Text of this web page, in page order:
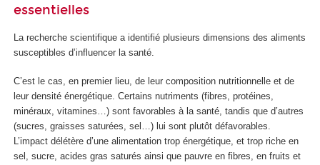
essentielles
La recherche scientifique a identifié plusieurs dimensions des aliments
susceptibles d’influencer la santé.
C’est le cas, en premier lieu, de leur composition nutritionnelle et de
leur densité énergétique. Certains nutriments (fibres, protéines,
minéraux, vitamines…) sont favorables à la santé, tandis que d’autres
(sucres, graisses saturées, sel…) lui sont plutôt défavorables.
L’impact délétère d’une alimentation trop énergétique, et trop riche en
sel, sucre, acides gras saturés ainsi que pauvre en fibres, en fruits et